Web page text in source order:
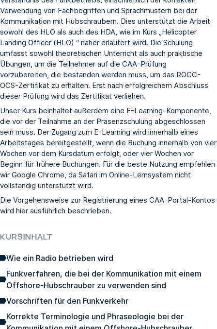
Verwendung von Fachbegriffen und Sprachmustern bei der
Kommunikation mit Hubschraubern. Dies unterstützt die Arbeit
sowohl des HLO als auch des HDA, wie im Kurs
„Helicopter
Landing Officer (HLO) “ näher erläutert wird. Die Schulung
umfasst sowohl theoretischen Unterricht als auch praktische
Übungen, um die Teilnehmer auf die CAA-Prüfung
vorzubereiten, die bestanden werden muss, um das ROCC-
OCS-Zertifikat zu erhalten. Erst nach erfolgreichem Abschluss
dieser Prüfung wird das Zertifikat verliehen.
Unser Kurs beinhaltet außerdem eine E-Learning-Komponente,
die vor der Teilnahme an der Präsenzschulung abgeschlossen
sein muss. Der Zugang zum E-Learning wird innerhalb eines
Arbeitstages bereitgestellt, wenn die Buchung innerhalb von vier
Wochen vor dem Kursdatum erfolgt, oder vier Wochen vor
Beginn für frühere Buchungen. Für die beste Nutzung empfehlen
wir Google Chrome, da Safari im Online-Lernsystem nicht
vollständig unterstützt wird.
Die Vorgehensweise zur Registrierung eines CAA-Portal-Kontos
wird hier ausführlich beschrieben.
KURSINHALT
Wie ein Radio betrieben wird
Funkverfahren, die bei der Kommunikation mit einem
Offshore-Hubschrauber zu verwenden sind
Vorschriften für den Funkverkehr
Korrekte Terminologie und Phraseologie bei der